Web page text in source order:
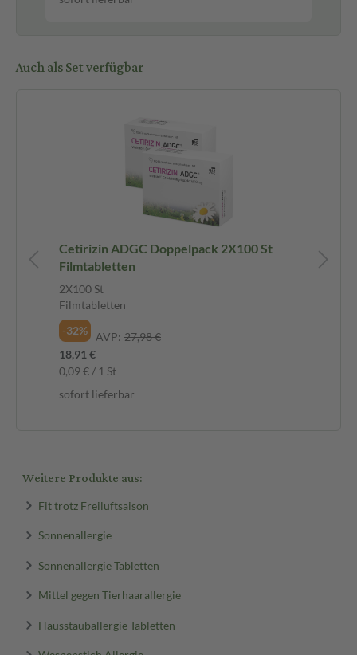
Auch als Set verfügbar
Cetirizin ADGC Doppelpack 2X100 St
Filmtabletten
2X100 St
Filmtabletten
-32%
AVP: 27,98 €
18,91 €
0,09 € / 1 St
sofort lieferbar
Weitere Produkte aus:
Fit trotz Freiluftsaison
Sonnenallergie
Sonnenallergie Tabletten
Mittel gegen Tierhaarallergie
Hausstauballergie Tabletten